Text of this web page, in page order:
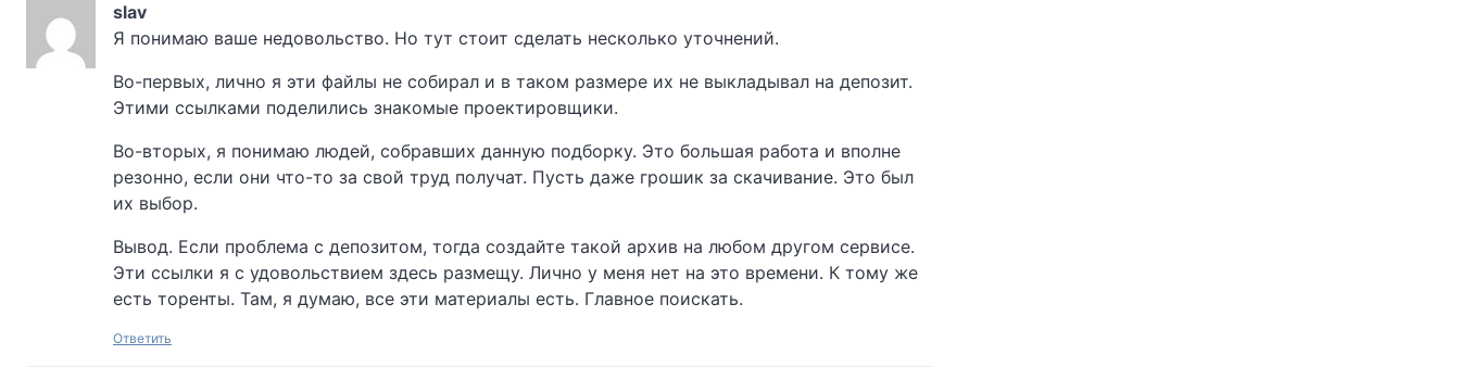
slav
Я понимаю ваше недовольство. Но тут стоит сделать несколько уточнений.
Во-первых, лично я эти файлы не собирал и в таком размере их не выкладывал на депозит.
Этими ссылками поделились знакомые проектировщики.
Во-вторых, я понимаю людей, собравших данную подборку. Это большая работа и вполне
резонно, если они что-то за свой труд получат. Пусть даже грошик за скачивание. Это был
их выбор.
Вывод. Если проблема с депозитом, тогда создайте такой архив на любом другом сервисе.
Эти ссылки я с удовольствием здесь размещу. Лично у меня нет на это времени. К тому же
есть торенты. Там, я думаю, все эти материалы есть. Главное поискать.
Ответить